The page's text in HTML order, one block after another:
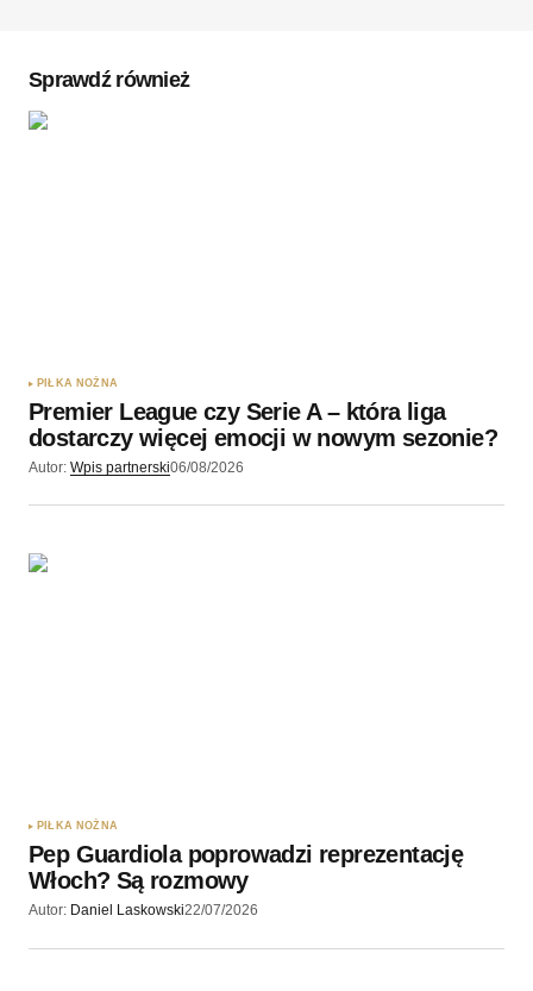
Sprawdź również
PIŁKA NOŻNA
Premier League czy Serie A – która liga
dostarczy więcej emocji w nowym sezonie?
Autor: Wpis partnerski06/08/2026
PIŁKA NOŻNA
Pep Guardiola poprowadzi reprezentację
Włoch? Są rozmowy
Autor: Daniel Laskowski22/07/2026